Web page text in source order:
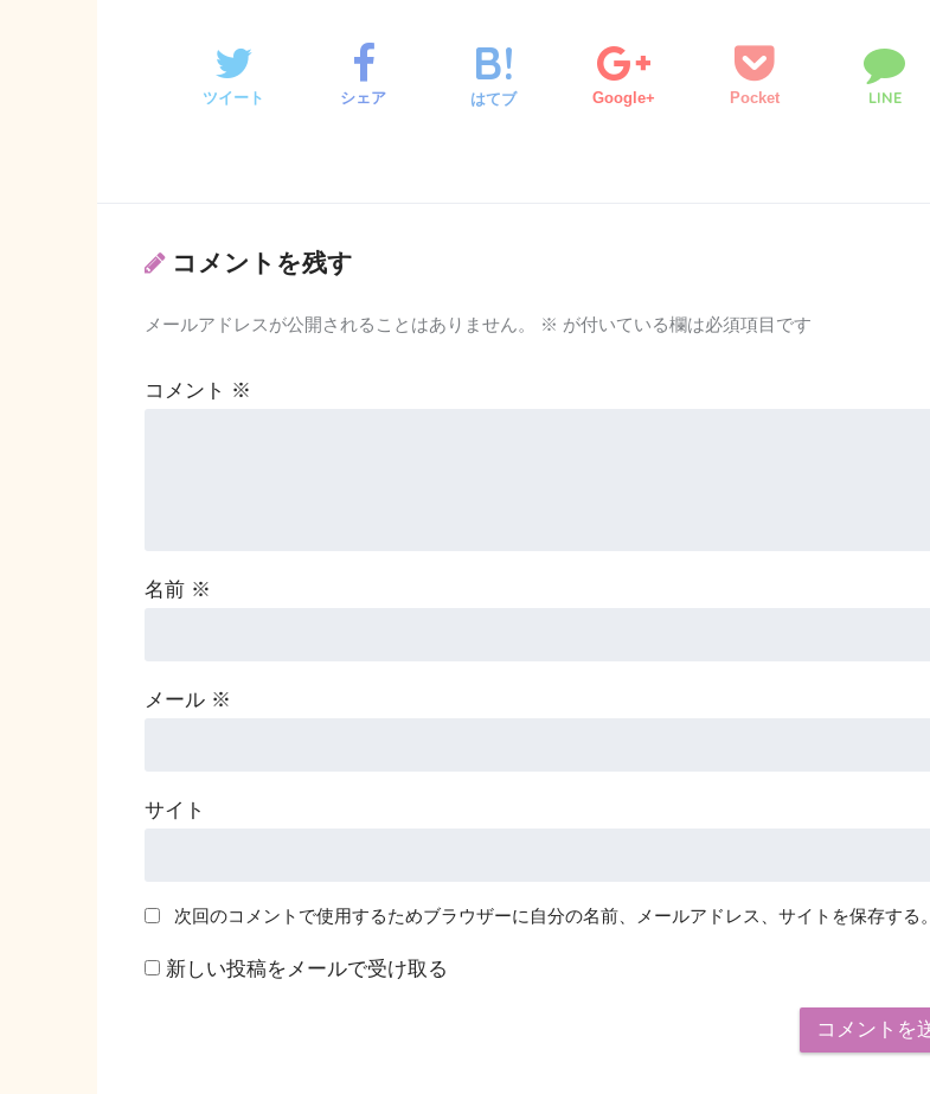
ツイート シェア はてブ Google+ Pocket LINE
コメントを残す
メールアドレスが公開されることはありません。 ※ が付いている欄は必須項目です
コメント ※
名前 ※
メール ※
サイト
次回のコメントで使用するためブラウザーに自分の名前、メールアドレス、サイトを保存する。
新しい投稿をメールで受け取る